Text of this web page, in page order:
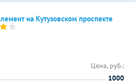
на Кутузовском проспекте
Цена, руб.:
1000